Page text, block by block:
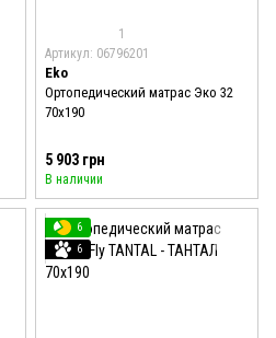
1
Артикул: 06796201
Eko
Ортопедический матрас Эко 32
70x190
5 903 грн
В наличии
6
6